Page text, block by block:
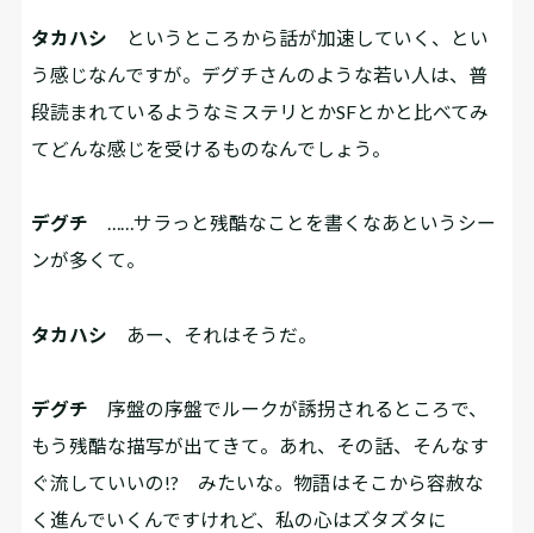
タカハシ というところから話が加速していく、とい
う感じなんですが。デグチさんのような若い人は、普
段読まれているようなミステリとかSFとかと比べてみ
てどんな感じを受けるものなんでしょう。
デグチ ……サラっと残酷なことを書くなあというシー
ンが多くて。
タカハシ あー、それはそうだ。
デグチ 序盤の序盤でルークが誘拐されるところで、
もう残酷な描写が出てきて。あれ、その話、そんなす
ぐ流していいの!? みたいな。物語はそこから容赦な
く進んでいくんですけれど、私の心はズタズタに